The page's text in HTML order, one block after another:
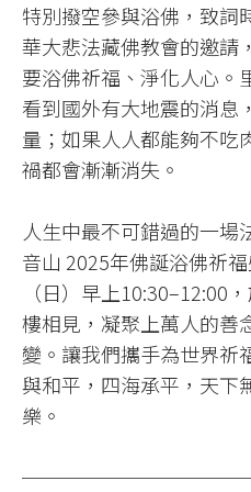
特別撥空參與浴佛，致詞
華大悲法藏佛教會的邀請
要浴佛祈福、淨化人心。
看到國外有大地震的消息
量；如果人人都能夠不吃
禍都會漸漸消失。
人生中最不可錯過的一場
音山 2025年佛誕浴佛祈
（日）早上10:30–12:00
樓相見，凝聚上萬人的善
變。讓我們攜手為世界祈
與和平，四海承平，天下
樂。